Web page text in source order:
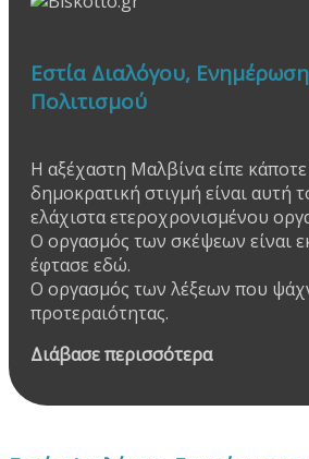
Εστία Διαλόγου,
Πολιτισμού
Η αξέχαστη Μαλβίνα είπε
δημοκρατική στιγμή είναι αυτή
ελάχιστα ετεροχρονισμένου
Ο οργασμός των σκέψεων είναι
έφτασε εδώ.
Ο οργασμός των λέξεων που
προτεραιότητας.
Διάβασε περισσότερα